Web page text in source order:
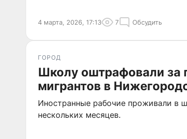
4 марта, 2026, 17:13 7 Обсудить
ГОРОД
Школу оштрафовали за
мигрантов в
Иностранные рабочие проживали в
нескольких месяцев.